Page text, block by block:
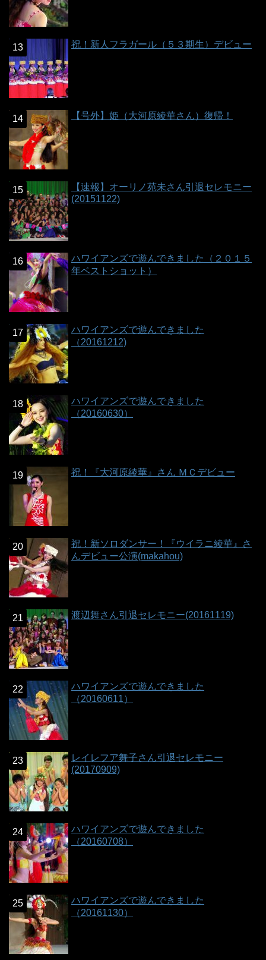
祝！新人フラガール（５３期生）デビュー
【号外】姫（大河原綾華さん）復帰！
【速報】オーリノ苑未さん引退セレモニー
(20151122)
ハワイアンズで遊んできました（２０１５
年ベストショット）
ハワイアンズで遊んできました
（20161212)
ハワイアンズで遊んできました
（20160630）
祝！『大河原綾華』さん ＭＣデビュー
祝！新ソロダンサー！『ウイラニ綾華』さ
んデビュー公演(makahou)
渡辺舞さん引退セレモニー(20161119)
ハワイアンズで遊んできました
（20160611）
レイレフア舞子さん引退セレモニー
(20170909)
ハワイアンズで遊んできました
（20160708）
ハワイアンズで遊んできました
（20161130）